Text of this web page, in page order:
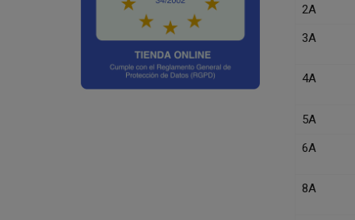
2A
3A
4A
5A
6A
8A